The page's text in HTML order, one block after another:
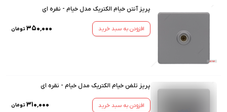
پریز آنتن خیام الکتریک مدل خیام - نقره ای
افزودن به سبد خرید ۳۵۰٬۰۰۰ تومان
پریز تلفن خیام الکتریک مدل خیام - نقره ای
افزودن به سبد خرید ۳۱۰٬۰۰۰ تومان